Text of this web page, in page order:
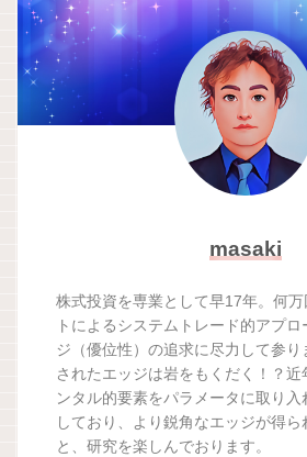
masaki
株式投資を専業として早17年。何
トによるシステムトレード的アプ
ジ（優位性）の追求に尽力して参り
されたエッジは岩をもくだく！？近
ンタル的要素をパラメータに取り入
しており、より鋭角なエッジが得
と、研究を楽しんでおります。